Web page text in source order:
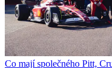
Co mají společného Pitt,